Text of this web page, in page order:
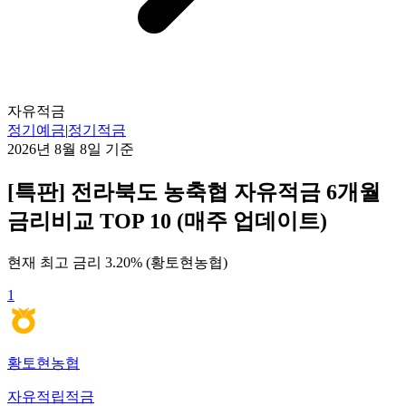
자유적금
정기예금|정기적금
2026년 8월 8일 기준
[특판] 전라북도 농축협 자유적금 6개월
금리비교 TOP 10 (매주 업데이트)
현재 최고 금리 3.20% (황토현농협)
1
황토현농협
자유적립적금